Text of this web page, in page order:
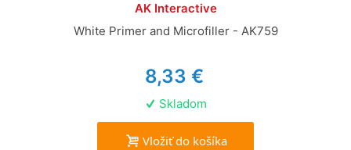
AK Interactive
White Primer and Microfiller - AK759
8,33 €
Skladom
Vložiť do košíka